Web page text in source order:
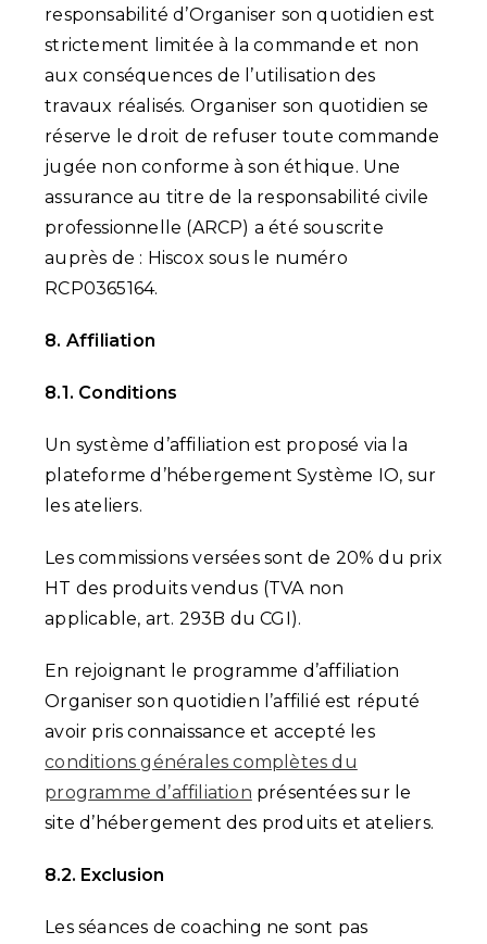
responsabilité d’Organiser son quotidien est
strictement limitée à la commande et non
aux conséquences de l’utilisation des
travaux réalisés. Organiser son quotidien se
réserve le droit de refuser toute commande
jugée non conforme à son éthique. Une
assurance au titre de la responsabilité civile
professionnelle (ARCP) a été souscrite
auprès de : Hiscox sous le numéro
RCP0365164.
8. Affiliation
8.1. Conditions
Un système d’affiliation est proposé via la
plateforme d’hébergement Système IO, sur
les ateliers.
Les commissions versées sont de 20% du prix
HT des produits vendus (TVA non
applicable, art. 293B du CGI).
En rejoignant le programme d’affiliation
Organiser son quotidien l’affilié est réputé
avoir pris connaissance et accepté les
conditions générales complètes du
programme d’affiliation présentées sur le
site d’hébergement des produits et ateliers.
8.2. Exclusion
Les séances de coaching ne sont pas